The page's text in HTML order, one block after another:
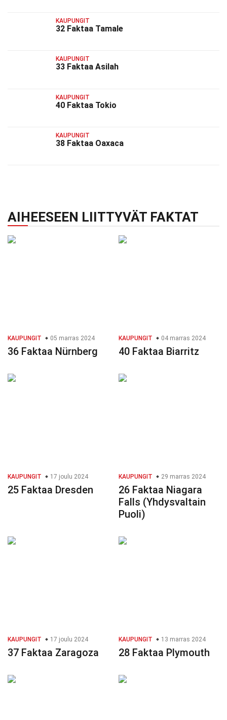
KAUPUNGIT
32 Faktaa Tamale
KAUPUNGIT
33 Faktaa Asilah
KAUPUNGIT
40 Faktaa Tokio
KAUPUNGIT
38 Faktaa Oaxaca
AIHEESEEN LIITTYVÄT FAKTAT
KAUPUNGIT 05 marras 2024
36 Faktaa Nürnberg
KAUPUNGIT 04 marras 2024
40 Faktaa Biarritz
KAUPUNGIT 17 joulu 2024
25 Faktaa Dresden
KAUPUNGIT 29 marras 2024
26 Faktaa Niagara
Falls (Yhdysvaltain
Puoli)
KAUPUNGIT 17 joulu 2024
37 Faktaa Zaragoza
KAUPUNGIT 13 marras 2024
28 Faktaa Plymouth